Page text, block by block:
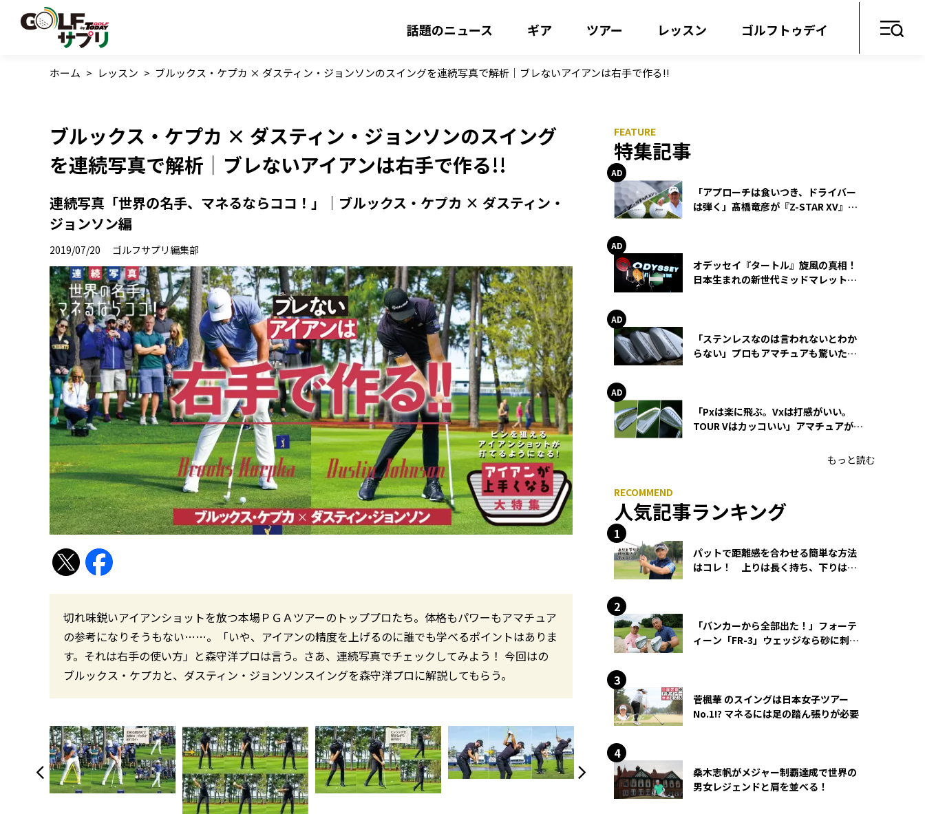
話題のニュース ギア ツアー レッスン ゴルフトゥデイ
ホーム > レッスン > ブルックス・ケプカ × ダスティン・ジョンソンのスイングを連続写真で解析｜ブレないアイアンは右手で作る!!
ブルックス・ケプカ × ダスティン・ジョンソンのスイング
を連続写真で解析｜ブレないアイアンは右手で作る!!
連続写真「世界の名手、マネるならココ！」｜ブルックス・ケプカ × ダスティン・
ジョンソン編
2019/07/20 ゴルフサプリ編集部
切れ味鋭いアイアンショットを放つ本場ＰＧＡツアーのトッププロたち。体格もパワーもアマチュア
の参考になりそうもない……。「いや、アイアンの精度を上げるのに誰でも学べるポイントはありま
す。それは右手の使い方」と森守洋プロは言う。さあ、連続写真でチェックしてみよう！ 今回はの
ブルックス・ケプカと、ダスティン・ジョンソンスイングを森守洋プロに解説してもらう。
特集記事
「アプローチは食いつき、ドライバー
は弾く」髙橋竜彦が『Z-STAR XV』を
オデッセイ『タートル』旋風の真相！
日本生まれの新世代ミッドマレットが
「ステンレスなのは言われないとわか
らない」プロもアマチュアも驚いた
「Pxは楽に飛ぶ。Vxは打感がいい。
TOUR Vはカッコいい」アマチュアが選
もっと読む
人気記事ランキング
パットで距離感を合わせる簡単な方法
はコレ！ 上りは長く持ち、下りは短
「バンカーから全部出た！」フォーテ
ィーン「FR-3」ウェッジなら砂に刺さ
菅楓華 のスイングは日本女子ツアー
No.1!? マネるには足の踏ん張りが必要
桑木志帆がメジャー制覇達成で世界の
男女レジェンドと肩を並べる！